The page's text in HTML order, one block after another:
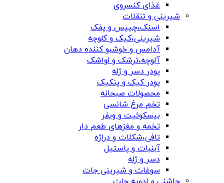
غذای کنسروی
شیرینی و تنقلات
اسنک،چیپس و پفک
شیرینی،کیک و کلوچه
آدامس و خوشبو کننده دهان
آلوچه،ترشک و لواشک
پودر دسر و ژله
پودر کیک و پنکیک
محصولات صبحانه
تخم مرغ شانسی
بیسکوئیت و ویفر
تخمه و مغزهای طعم دار
تافی،شکلات و دراژه
آبنبات و پاستیل
دسر و ژله
سوغات و شیرینی جات